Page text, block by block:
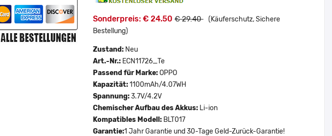
Sonderpreis: € 24.50 € 29.40 (Käuferschutz, Sichere
Bestellung)
Zustand: Neu
Art.-Nr.: ECN11726_Te
Passend für Marke:OPPO
Kapazität:1100mAh/4.07WH
Spannung:3.7V/4.2V
Chemischer Aufbau des Akkus: Li-ion
Kompatibles Modell: BLT017
Garantie:1 Jahr Garantie und 30-Tage Geld-Zurück-Garantie!